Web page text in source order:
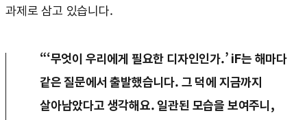
과제로 삼고 있습니다.
“‘무엇이 우리에게 필요한 디자인인가.’ iF는 해마다
같은 질문에서 출발했습니다. 그 덕에 지금까지
살아남았다고 생각해요. 일관된 모습을 보여주니,